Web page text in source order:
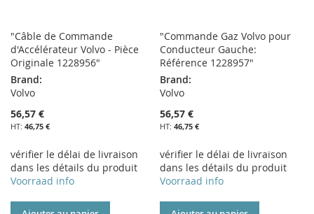
"Câble de Commande
d'Accélérateur Volvo - Pièce
Originale 1228956"
Brand:
Volvo
56,57 €
46,75 €
vérifier le délai de livraison
dans les détails du produit
Voorraad info
"Commande Gaz Volvo pour
Conducteur Gauche:
Référence 1228957"
Brand:
Volvo
56,57 €
46,75 €
vérifier le délai de livraison
dans les détails du produit
Voorraad info